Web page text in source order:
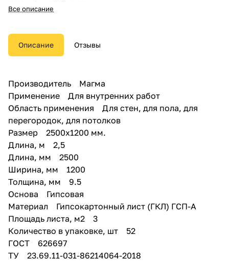
жесткого устойчивого картона и
сердечника из затвердевшего
Основные преимущества:
МАГМА листы выше требований
Отсутствие дефектов и
идеальная геометрия листа;
Геометрически правильно
сформированная кромка;
Однородный гипсовый
сердечник;
Надежно удерживает саморез
при монтаже;
Обеспечивает сохранность
тепла в помещении;
Создает дополнительный
звукоизолирующий слой;
Рекомендован для детских и
медицинских учреждений.
Все описание
Описание Отзывы
Производитель Магма
Применение Для внутренних работ
Область применения Для стен, для пола, для
перегородок, для потолков
Размер 2500x1200 мм.
Длина, м 2,5
Длина, мм 2500
Ширина, мм 1200
Толщина, мм 9.5
Основа Гипсовая
Материал Гипсокартонный лист (ГКЛ) ГСП-А
Площадь листа, м2 3
Количество в упаковке, шт 52
ГОСТ 626697
ТУ 23.69.11-031-86214064-2018